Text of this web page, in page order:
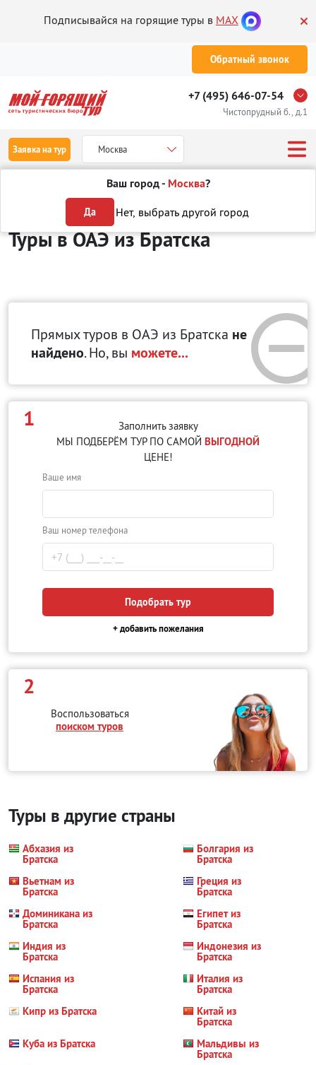
Подписывайся на горящие туры в MAX
Обратный звонок
+7 (495) 646-07-54
Чистопрудный б., д.1
Заявка на тур Москва
Ваш город - Москва?
Да Нет, выбрать другой город
Отдых в ОАЭ
Туры в ОАЭиз Братска
Прямых туров в ОАЭ из Братска не
найдено. Но, вы можете...
1
Заполнить заявку
МЫ ПОДБЕРЁМ ТУР ПО САМОЙ ВЫГОДНОЙ
ЦЕНЕ!
Ваше имя
Ваш номер телефона
Подобрать тур
+ добавить пожелания
2
Воспользоваться
поиском туров
Туры в другие страны
Абхазия из
Братска
Болгария из
Братска
Вьетнам из
Братска
Греция из
Братска
Доминикана из
Братска
Египет из
Братска
Индия из
Братска
Индонезия из
Братска
Испания из
Братска
Италия из
Братска
Кипр из Братска
Китай из
Братска
Куба из Братска
Мальдивы из
Братска